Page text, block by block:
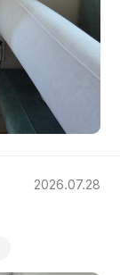
2026.07.28